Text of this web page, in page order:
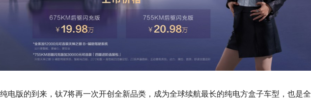
电版的到来，钛7将再一次开创全新品类，成为全球续航最长的纯电方盒子车型，也是全